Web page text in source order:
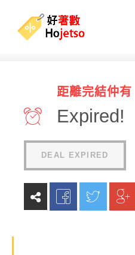
自由鳥 x DBS
扣
(0 reviews)
距離完結仲有
Expired!
DEAL EXPIRED